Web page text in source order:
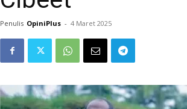
Penulis OpiniPlus - 4 Maret 2025